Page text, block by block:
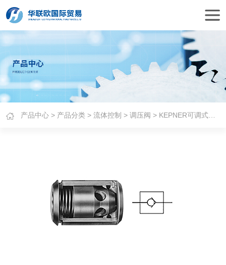
产品中心 > 产品分类 >流体控制 >调压阀 > KEPNER可调式筒式泄压阀